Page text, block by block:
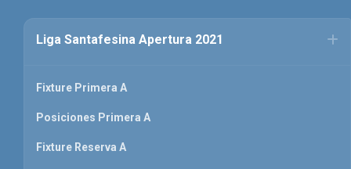
Liga Santafesina Apertura 2021
Fixture Primera A
Posiciones Primera A
Fixture Reserva A